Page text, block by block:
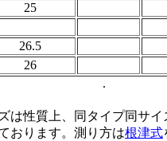
25
26.5
26
.
は性質上、同タイプ同サ
おります。測り方は根津式